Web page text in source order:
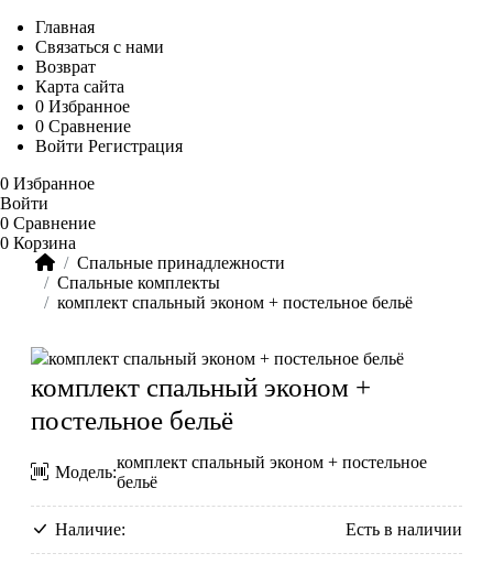
Главная
Связаться с нами
Возврат
Карта сайта
0 Избранное
0 Сравнение
Войти Регистрация
0 Избранное
Войти
0 Сравнение
0 Корзина
Спальные принадлежности
Спальные комплекты
комплект спальный эконом + постельное бельё
комплект спальный эконом +
постельное бельё
Модель:
комплект спальный эконом + постельное
бельё
Наличие: Есть в наличии